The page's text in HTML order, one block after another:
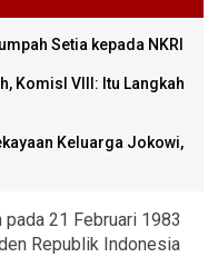
Setia kepada NKRI
KomisI VIII: Itu Langkah
Keluarga Jokowi,
21 Februari 1983
Republik Indonesia